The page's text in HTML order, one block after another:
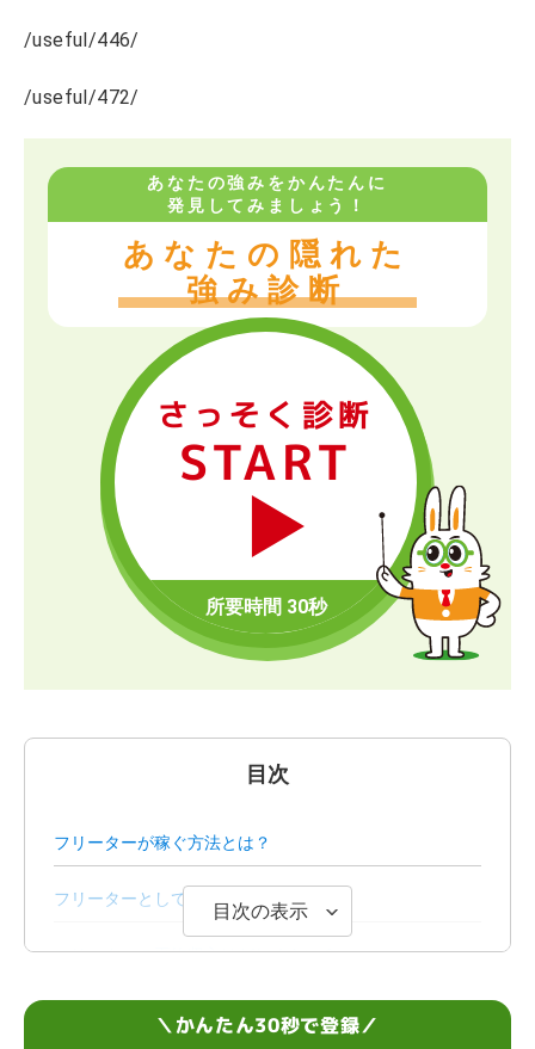
/useful/446/
/useful/472/
あなたの強みをかんたんに
発見してみましょう！
あなたの隠れた
強み診断
さっそく診断
START
目次
フリーターが稼ぐ方法とは？
フリーターとして働くメリット
フリーターの平均収入はどれくらい？
目次の表示
＼かんたん30秒で登録／